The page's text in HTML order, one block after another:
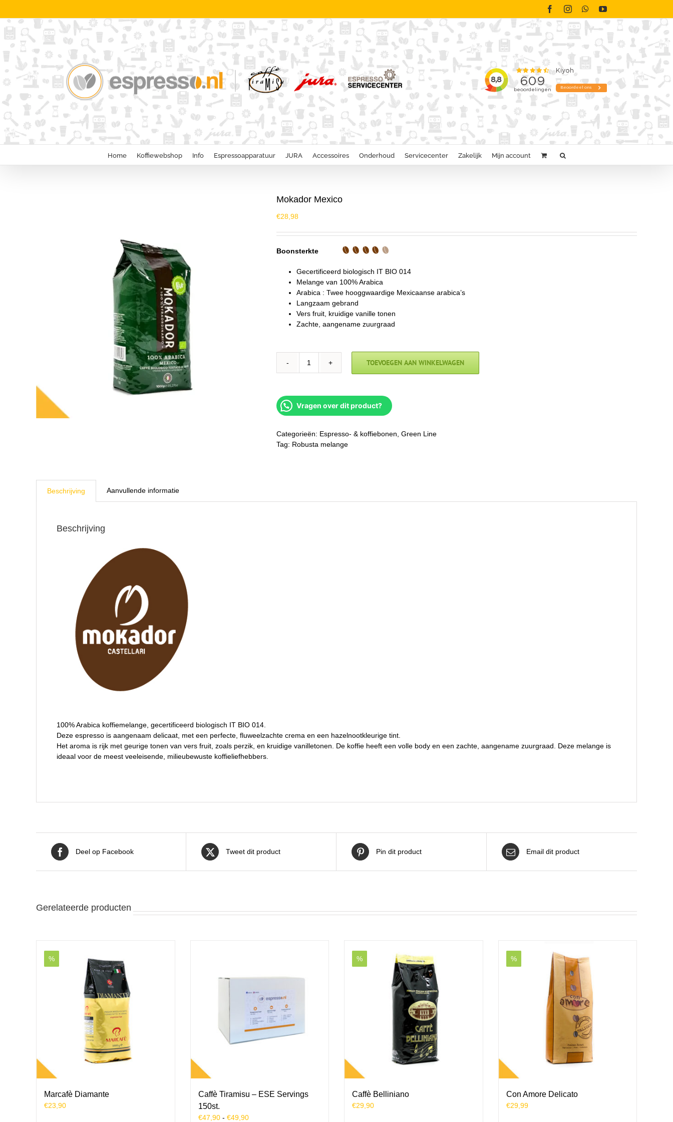
inhoud
FacebookInstagramWhatsAppYouTube
Home Koffiewebshop Info Espressoapparatuur JURA Accessoires Onderhoud Servicecenter Zakelijk Mijn account
Mokador Mexico
€28,98
Boonsterkte
Gecertificeerd biologisch IT BIO 014
Melange van 100% Arabica
Arabica : Twee hooggwaardige Mexicaanse arabica’s
Langzaam gebrand
Vers fruit, kruidige vanille tonen
Zachte, aangename zuurgraad
Mokador
TOEVOEGEN AAN WINKELWAGEN
Vragen over dit product?
Categorieën: Espresso- & koffiebonen Green Line
Tag: Robusta melange
Beschrijving Aanvullende informatie
Beschrijving
100% Arabica koffiemelange, gecertificeerd biologisch IT BIO 014.
Deze espresso is aangenaam delicaat, met een perfecte, fluweelzachte crema en een hazelnootkleurige tint.
Het aroma is rijk met geurige tonen van vers fruit, zoals perzik, en kruidige vanilletonen. De koffie heeft een volle body en een zachte, aangename zuurgraad. Deze melange is
ideaal voor de meest veeleisende, milieubewuste koffieliefhebbers.
Deel op Facebook Tweet dit product Pin dit product Email dit product
Gerelateerde producten
%
Marcafè Diamante
€23,90
Caffè Tiramisu – ESE Servings
150st.
€47,90 - €49,90Prijsklasse:
%
Caffè Belliniano
€29,90
%
Con Amore Delicato
€29,99